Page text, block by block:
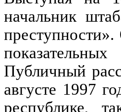
начальник
Публичный
августе 1997
республике,